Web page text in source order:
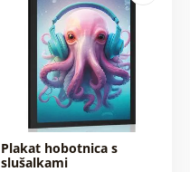
Plakat hobotnica s
slušalkami